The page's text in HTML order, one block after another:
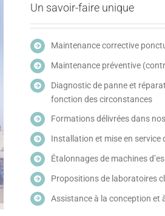
Un savoir-faire unique
Maintenance corrective
Maintenance préventive
Diagnostic de panne et
fonction des circonstances
Formations délivrées dans
Installation et mise en service
Étalonnages de machines
Propositions de laboratoires
Assistance à la conception et